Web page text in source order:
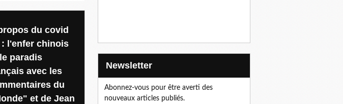
du covid
: l'enfer chinois
paradis
avec les
du
et de Jean
Newsletter
Abonnez-vous pour être averti des
nouveaux articles publiés.